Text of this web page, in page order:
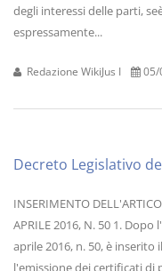
degli interessi delle parti,
espressamente...
Redazione WikiJus I 05/
Decreto Legislativo
INSERIMENTO
APRILE 2016, N. 50 1.
aprile 2016, n. 50, è inserito
l'emissione dei certificati di